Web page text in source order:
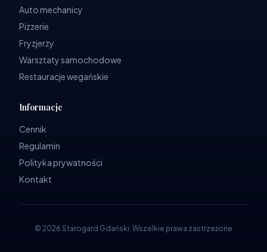
Auto mechanicy
Pizzerie
Fryzjerzy
Warsztaty samochodowe
Restauracje wegańskie
Informacje
Cennik
Regulamin
Polityka prywatności
Kontakt
© 2026 Starogard Gdański. Wszelkie prawa zastrzeżone